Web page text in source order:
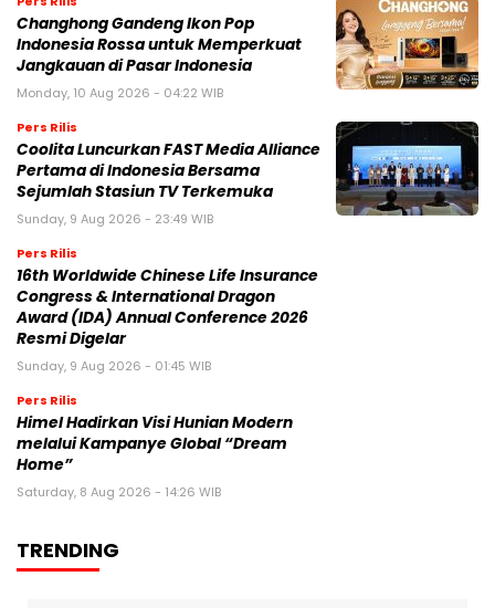
Changhong Gandeng Ikon Pop
Indonesia Rossa untuk Memperkuat
Jangkauan di Pasar Indonesia
Monday, 10 Aug 2026 - 04:22 WIB
Pers Rilis
Coolita Luncurkan FAST Media Alliance
Pertama di Indonesia Bersama
Sejumlah Stasiun TV Terkemuka
Sunday, 9 Aug 2026 - 23:49 WIB
Pers Rilis
16th Worldwide Chinese Life Insurance
Congress & International Dragon
Award (IDA) Annual Conference 2026
Resmi Digelar
Sunday, 9 Aug 2026 - 01:45 WIB
Pers Rilis
Himel Hadirkan Visi Hunian Modern
melalui Kampanye Global “Dream
Home”
Saturday, 8 Aug 2026 - 14:26 WIB
TRENDING